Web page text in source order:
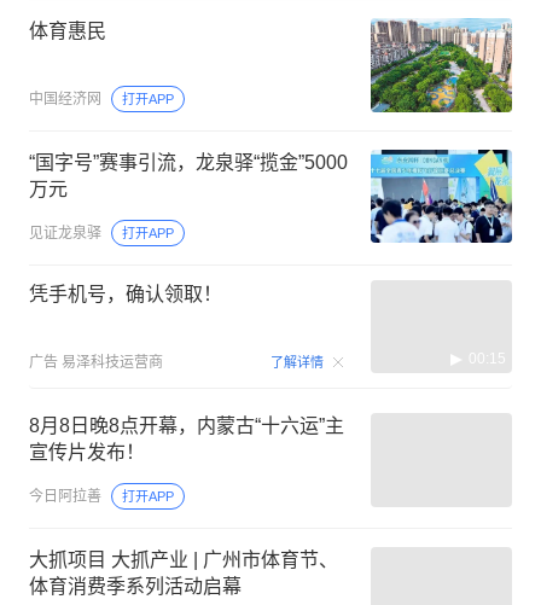
体育惠民
中国经济网 打开APP
“国字号”赛事引流，龙泉驿“揽金”5000
万元
见证龙泉驿 打开APP
凭手机号，确认领取！
广告 易泽科技运营商 了解详情 00:15
8月8日晚8点开幕，内蒙古“十六运”主
宣传片发布！
今日阿拉善 打开APP
大抓项目 大抓产业 | 广州市体育节、
体育消费季系列活动启幕